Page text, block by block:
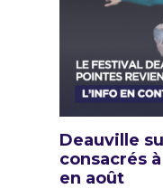
Deauville
consacrés
en août